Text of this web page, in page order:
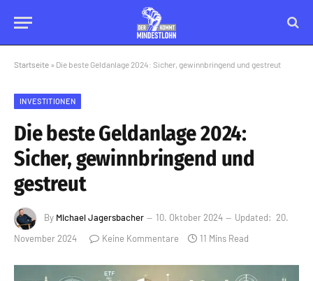
Startseite » Die beste Geldanlage 2024: Sicher, gewinnbringend und gestreut
INVESTITIONEN
Die beste Geldanlage 2024:
Sicher, gewinnbringend und
gestreut
By Michael Jagersbacher 10. Oktober 2024 Updated: 20.
November 2024
Keine Kommentare 11 Mins Read